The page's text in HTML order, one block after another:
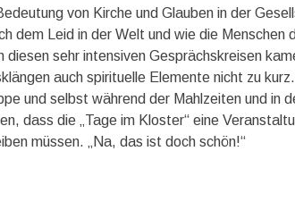
von Kirche und Glauben in der
dem Leid in der Welt und wie die Menschen
sehr intensiven Gesprächskreisen
auch spirituelle Elemente nicht zu
und selbst während der Mahlzeiten und in
dass die „Tage im Kloster“ eine
müssen. „Na, das ist doch schön!“